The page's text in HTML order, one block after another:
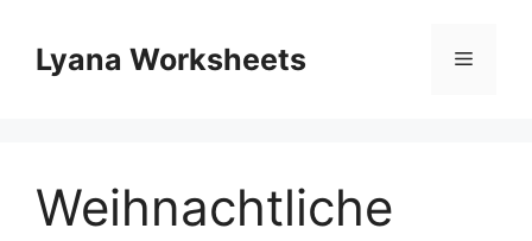
contentLyana Worksheets Menu
Weihnachtliche